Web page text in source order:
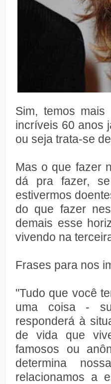
Sim, temos
incríveis 60 anos
ou seja trata-se
Mas o que fazer
dá pra fazer,
estivermos
do que fazer
demais esse
vivendo na
Frases para nos
"Tudo que você
uma coisa -
responderá à
de vida que
famosos ou
determina
relacionamos a